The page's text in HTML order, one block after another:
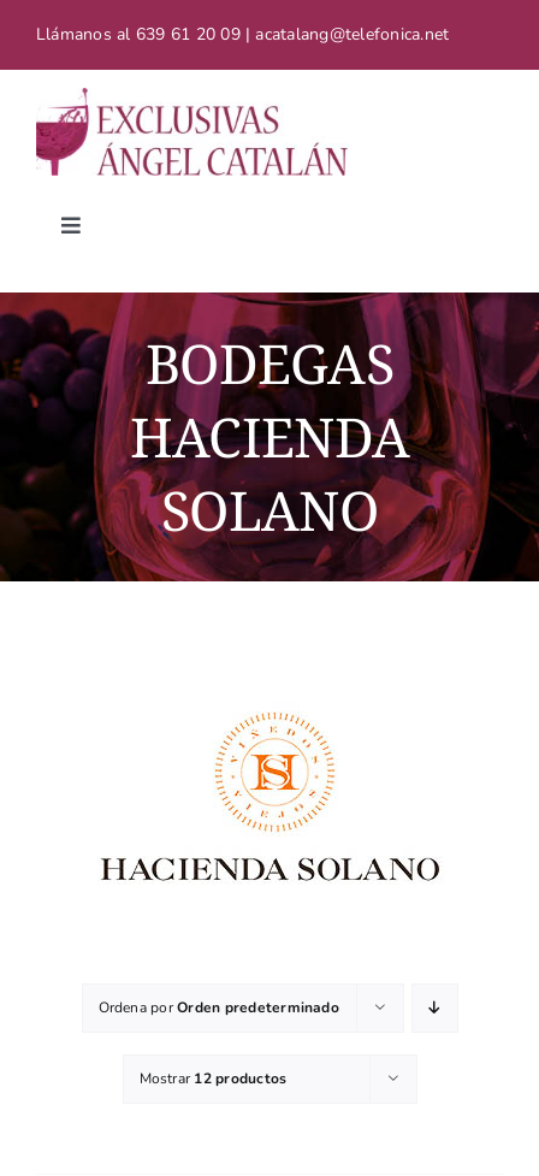
Llámanos al 639 61 20 09 | acatalang@telefonica.net
Toggle
Inicio
Catálogo de vinos
Contacto
BODEGAS
HACIENDA
SOLANO
Ordena porOrden predeterminado
Mostrar12 productos